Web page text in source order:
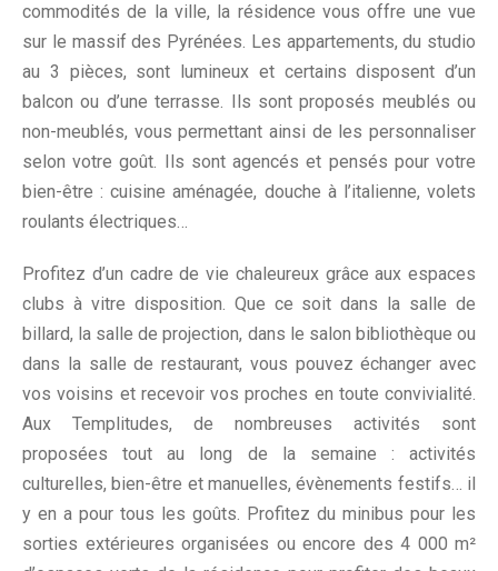
commodités de la ville, la résidence vous offre une vue
sur le massif des Pyrénées. Les appartements, du studio
au 3 pièces, sont lumineux et certains disposent d’un
balcon ou d’une terrasse. Ils sont proposés meublés ou
non-meublés, vous permettant ainsi de les personnaliser
selon votre goût. Ils sont agencés et pensés pour votre
bien-être : cuisine aménagée, douche à l’italienne, volets
roulants électriques…
Profitez d’un cadre de vie chaleureux grâce aux espaces
clubs à vitre disposition. Que ce soit dans la salle de
billard, la salle de projection, dans le salon bibliothèque ou
dans la salle de restaurant, vous pouvez échanger avec
vos voisins et recevoir vos proches en toute convivialité.
Aux Templitudes, de nombreuses activités sont
proposées tout au long de la semaine : activités
culturelles, bien-être et manuelles, évènements festifs… il
y en a pour tous les goûts. Profitez du minibus pour les
sorties extérieures organisées ou encore des 4 000 m²